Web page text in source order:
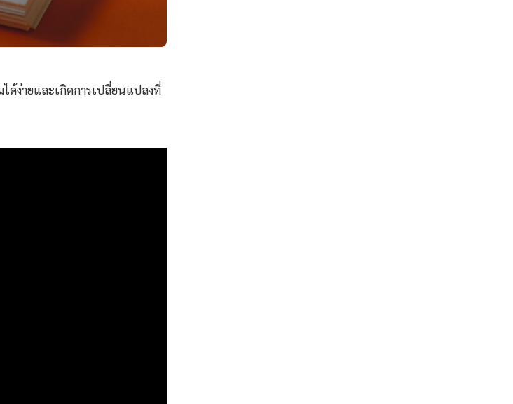
ง่ายและเกิดการเปลี่ยนแปลงที่